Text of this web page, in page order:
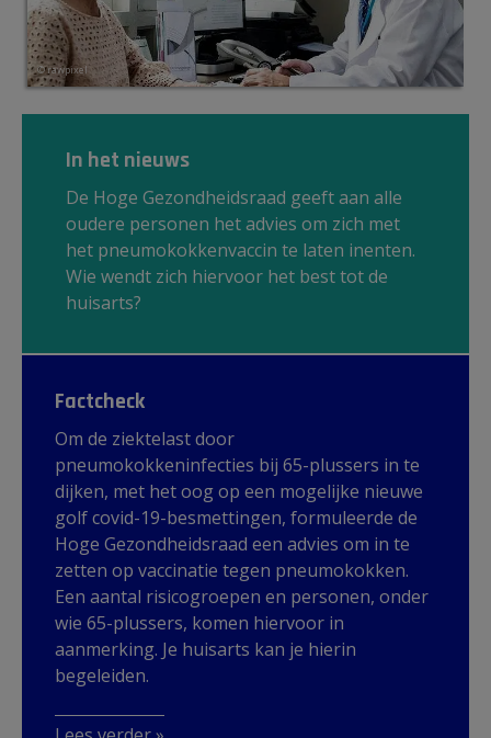
© rawpixel
In het nieuws
De Hoge Gezondheidsraad geeft aan alle
oudere personen het advies om zich met
het pneumokokkenvaccin te laten inenten.
Wie wendt zich hiervoor het best tot de
huisarts?
Factcheck
Om de ziektelast door
pneumokokkeninfecties bij 65-plussers in te
dijken, met het oog op een mogelijke nieuwe
golf covid-19-besmettingen, formuleerde de
Hoge Gezondheidsraad een advies om in te
zetten op vaccinatie tegen pneumokokken.
Een aantal risicogroepen en personen, onder
wie 65-plussers, komen hiervoor in
aanmerking. Je huisarts kan je hierin
begeleiden.